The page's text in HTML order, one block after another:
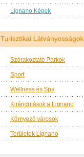
Lignano Képek
Turisztikai Látványosságok
Szórakoztató Parkok
Sport
Wellness és Spa
Kirándulások a Lignano
Környező városok
Területek Lignano